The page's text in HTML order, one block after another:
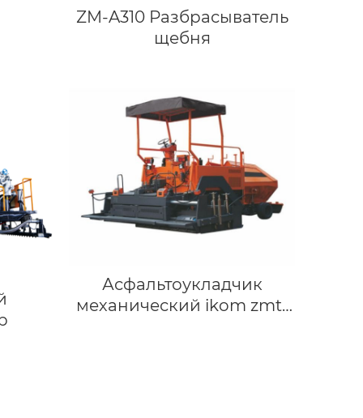
ZM-A310 Разбрасыватель
щебня
Асфальтоукладчик
механический ikom zmt-